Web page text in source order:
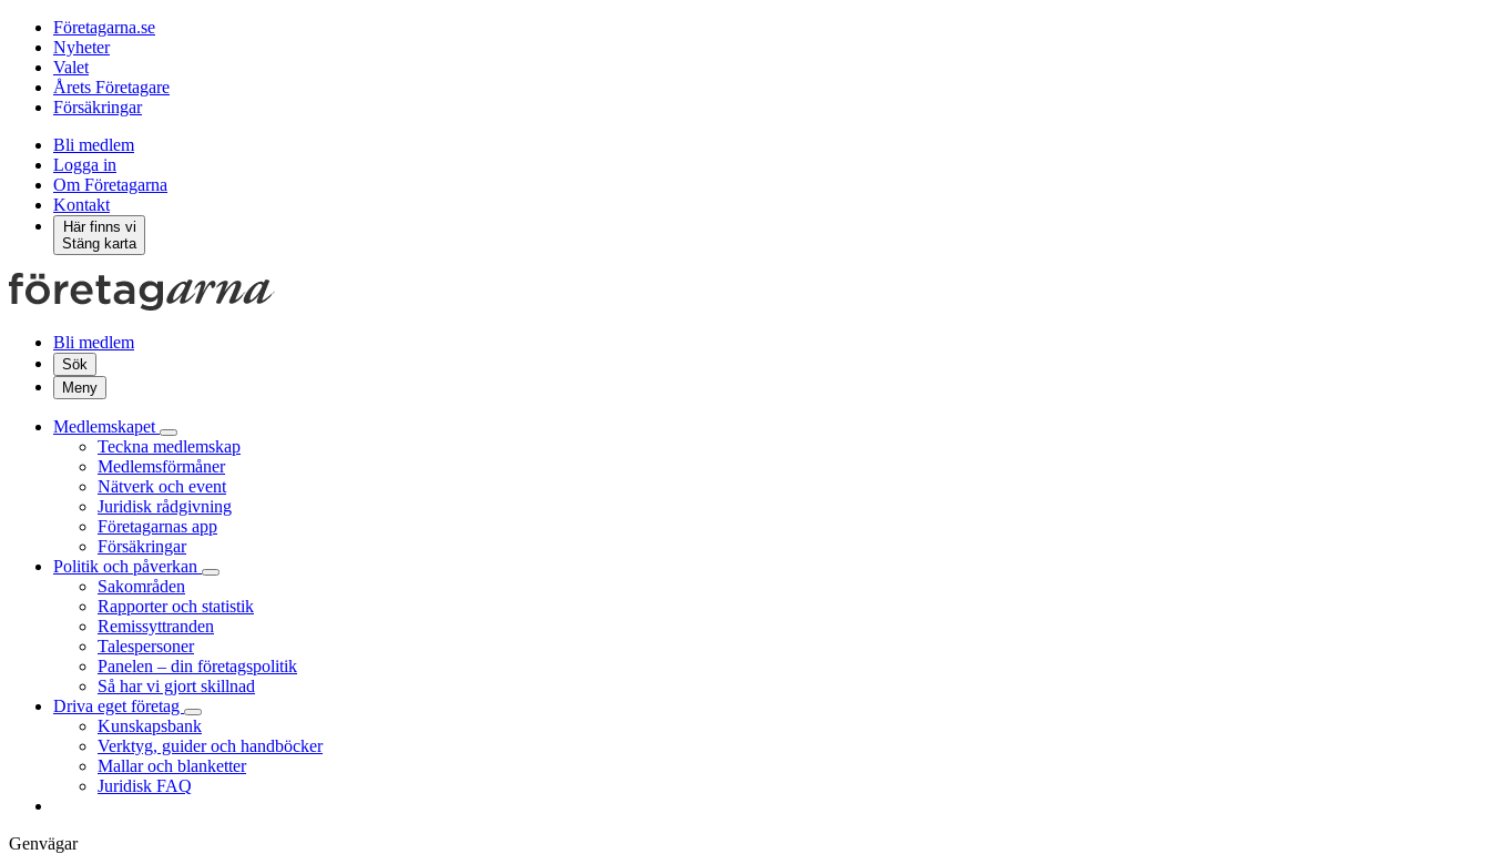
Företagarna.se
Nyheter
Valet
Årets Företagare
Försäkringar
Bli medlem
Logga in
Om Företagarna
Kontakt
Här finns vi
Stäng karta
Bli medlem
Sök
Meny
Medlemskapet
Teckna medlemskap
Medlemsförmåner
Nätverk och event
Juridisk rådgivning
Företagarnas app
Försäkringar
Politik och påverkan
Sakområden
Rapporter och statistik
Remissyttranden
Talespersoner
Panelen – din företagspolitik
Så har vi gjort skillnad
Driva eget företag
Kunskapsbank
Verktyg, guider och handböcker
Mallar och blanketter
Juridisk FAQ
Genvägar